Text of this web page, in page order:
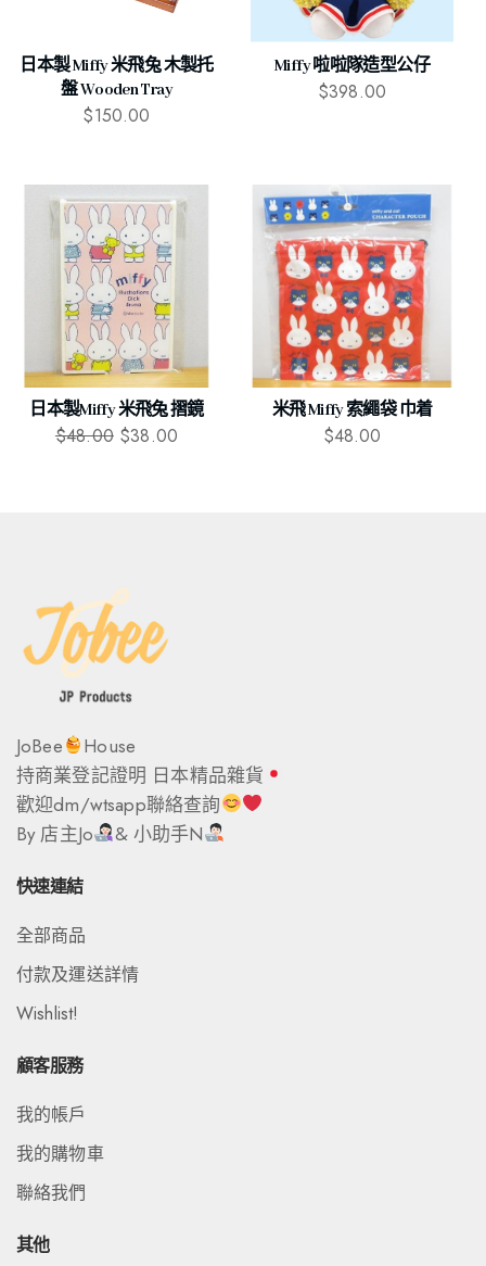
日本製 Miffy 米飛兔 木製托
盤 Wooden Tray
$150.00
Miffy 啦啦隊造型公仔
$398.00
日本製Miffy 米飛兔 摺鏡
$48.00 $38.00
米飛 Miffy 索繩袋 巾着
$48.00
JoBee
House
持商業登記證明 日本精品雜貨
歡迎dm/wtsapp聯絡查詢
By 店主Jo
& 小助手N
快速連結
全部商品
付款及運送詳情
Wishlist!
顧客服務
我的帳戶
我的購物車
聯絡我們
其他